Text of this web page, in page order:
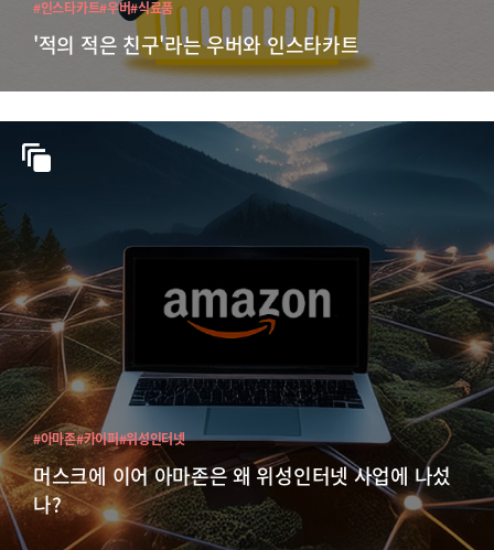
'적의 적은 친구'라는 우버와 인스타카트
#인스타카트#우버#식료품
머스크에 이어 아마존은 왜 위성인터넷 사업에 나섰
나?
#아마존#카이퍼#위성인터넷